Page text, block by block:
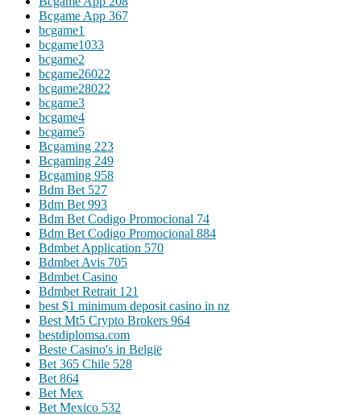
Bcgame App 367
bcgame1
bcgame1033
bcgame2
bcgame26022
bcgame28022
bcgame3
bcgame4
bcgame5
Bcgaming 223
Bcgaming 249
Bcgaming 958
Bdm Bet 527
Bdm Bet 993
Bdm Bet Codigo Promocional 74
Bdm Bet Codigo Promocional 884
Bdmbet Application 570
Bdmbet Avis 705
Bdmbet Casino
Bdmbet Retrait 121
best $1 minimum deposit casino in nz
Best Mt5 Crypto Brokers 964
bestdiplomsa.com
Beste Casino's in België
Bet 365 Chile 528
Bet 864
Bet Mex
Bet Mexico 532